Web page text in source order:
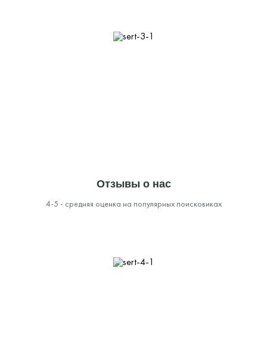
Отзывы о нас
4-5 - средняя оценка на популярных поисковиках